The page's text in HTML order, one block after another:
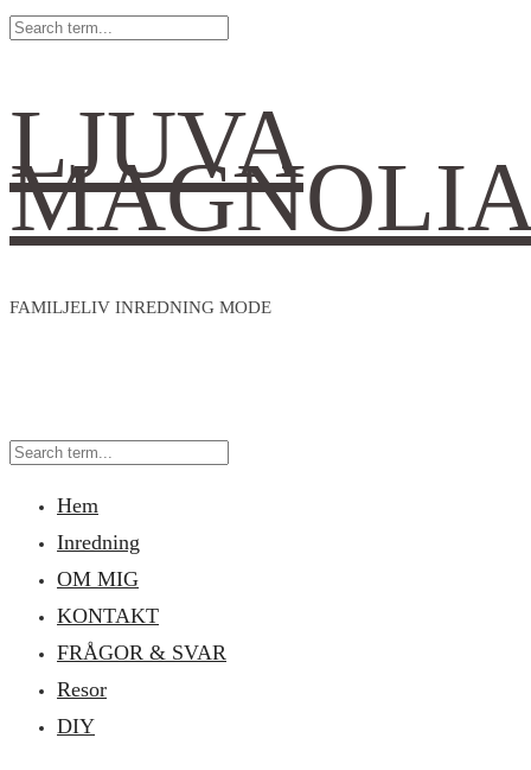
LJUVA
FAMILJELIV INREDNING MODE
Hem
Inredning
OM MIG
KONTAKT
FRÅGOR & SVAR
Resor
DIY